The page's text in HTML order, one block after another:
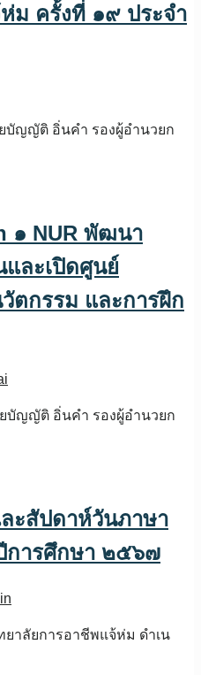
ม ครั้งที่ ๑๙ ประจำ
บัญญัติ อิ่นคำ รองผู้อำนวยก
๑ NUR พัฒนา
ละเปิดศูนย์
ตกรรม และการฝึก
บัญญัติ อิ่นคำ รองผู้อำนวยก
ะสัปดาห์วันภาษา
การศึกษา ๒๕๖๗
าลัยการอาชีพแจ้ห่ม ดำเน